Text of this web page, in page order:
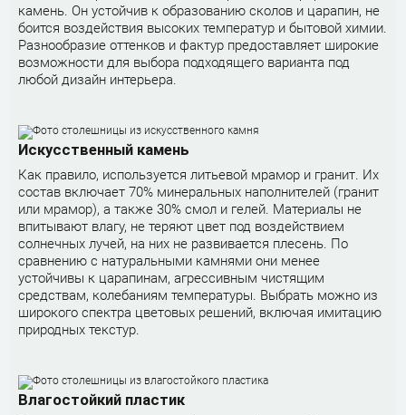
камень. Он устойчив к образованию сколов и царапин, не
боится воздействия высоких температур и бытовой химии.
Разнообразие оттенков и фактур предоставляет широкие
возможности для выбора подходящего варианта под
любой дизайн интерьера.
Искусственный камень
Как правило, используется литьевой мрамор и гранит. Их
состав включает 70% минеральных наполнителей (гранит
или мрамор), а также 30% смол и гелей. Материалы не
впитывают влагу, не теряют цвет под воздействием
солнечных лучей, на них не развивается плесень. По
сравнению с натуральными камнями они менее
устойчивы к царапинам, агрессивным чистящим
средствам, колебаниям температуры. Выбрать можно из
широкого спектра цветовых решений, включая имитацию
природных текстур.
Влагостойкий пластик